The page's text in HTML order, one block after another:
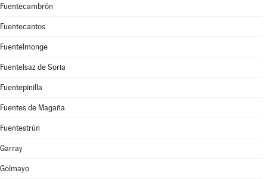
Fuentecambrón
Fuentecantos
Fuentelmonge
Fuentelsaz de Soria
Fuentepinilla
Fuentes de Magaña
Fuentestrún
Garray
Golmayo